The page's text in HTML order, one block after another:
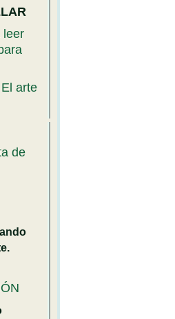
leer
arte